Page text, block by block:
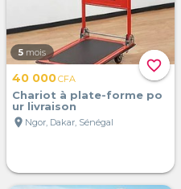
favorite_border
5 mois
40 000CFA
Chariot à plate-forme po
ur livraison
location_on Ngor, Dakar, Sénégal